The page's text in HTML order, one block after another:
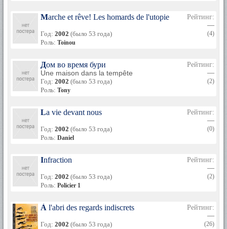
Marche et rêve! Les homards de l'utopie
Год: 2002 (было 53 года)
Роль: Toinou
Рейтинг:
—
(4)
Дом во время бури
Une maison dans la tempête
Год: 2002 (было 53 года)
Роль: Tony
Рейтинг:
—
(2)
La vie devant nous
Год: 2002 (было 53 года)
Роль: Daniel
Рейтинг:
—
(0)
Infraction
Год: 2002 (было 53 года)
Роль: Policier 1
Рейтинг:
—
(2)
À l'abri des regards indiscrets
Год: 2002 (было 53 года)
Рейтинг:
—
(26)